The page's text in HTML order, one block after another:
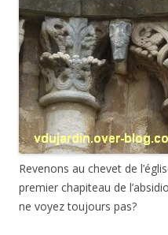
Revenons au chevet de
premier chapiteau de
ne voyez toujours pas?